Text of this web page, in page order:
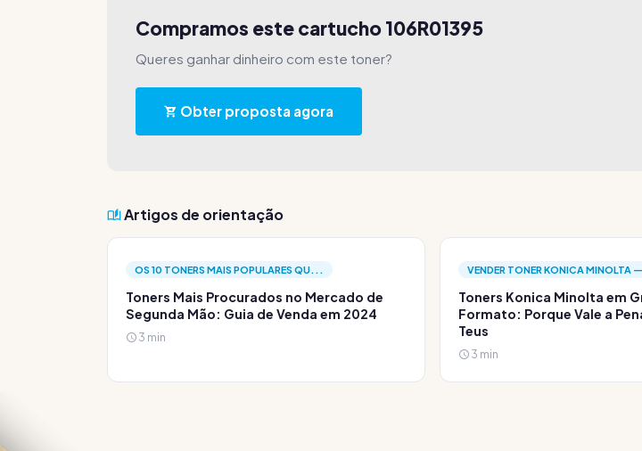
Compramos este cartucho 106R01395
Queres ganhar dinheiro com este toner?
Obter proposta agora
Artigos de orientação
OS 10 TONERS MAIS POPULARES QU...
Toners Mais Procurados no Mercado de
Segunda Mão: Guia de Venda em 2024
3 min
VENDER TONER KONICA MINOLTA
Toners Konica Minolta em
Formato: Porque Vale a
Teus
3 min